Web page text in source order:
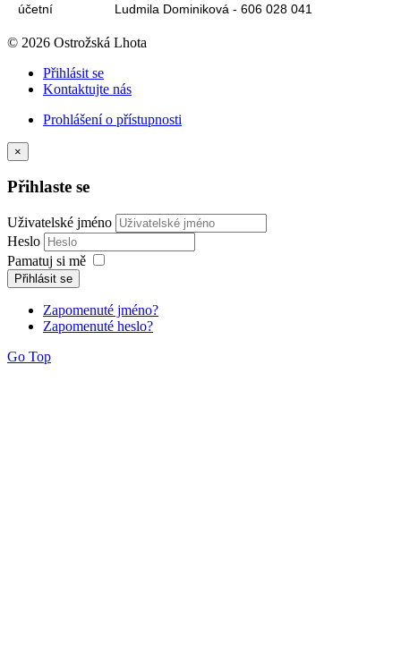
účetní
Ludmila Dominiková - 606 028 041
© 2026 Ostrožská Lhota
Přihlásit se
Kontaktujte nás
Prohlášení o přístupnosti
×
Přihlaste se
Uživatelské jméno
Heslo
Pamatuj si mě
Přihlásit se
Zapomenuté jméno?
Zapomenuté heslo?
Go Top